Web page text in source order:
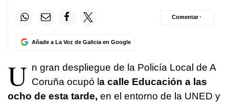
Añade a La Voz de Galicia en Google
Comentar ·
U n gran despliegue de la Policía Local de A
Coruña ocupó la calle Educación a las
ocho de esta tarde, en el entorno de la UNED y